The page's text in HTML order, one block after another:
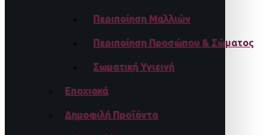
Περιποίηση Μαλλιών
Περιποίηση Προσώπου & Σώματος
Σωματική Υγιεινή
Εποχιακά
Δημοφιλή Προϊόντα